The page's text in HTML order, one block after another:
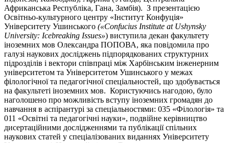
Африканська Республіка, Гана, Замбія). З презентацією
Освітньо-культурного центру «Інститут Конфуція»
Університету Ушинського («Confucius Institute at Ushynsky
University: Icebreaking Issues») виступила декан факультету
іноземних мов Олександра ПОПОВА, яка повідомила про
галузі наукових досліджень підпорядкованих структурних
підрозділів і вектори співпраці між Харбінським інженерним
університетом та Університетом Ушинського у межах
філологічної та педагогічної спеціальностей, що здобувається
на факультеті іноземних мов. Користуючись нагодою, було
наголошено про можливість вступу іноземних громадян до
навчання в аспірантурі за спеціальностями: 035 «Філологія» та
011 «Освітні та педагогічні науки», подвійне керівництво
дисертаційними дослідженнями та публікації спільних
наукових статей у спеціалізованих виданнях Університету